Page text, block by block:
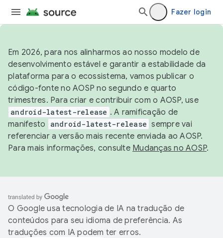
Fazer login
Em 2026, para nos alinharmos ao nosso modelo de
desenvolvimento estável e garantir a estabilidade da
plataforma para o ecossistema, vamos publicar o
código-fonte no AOSP no segundo e quarto
trimestres. Para criar e contribuir com o AOSP, use
android-latest-release . A ramificação de
manifesto
android-latest-release sempre vai
referenciar a versão mais recente enviada ao AOSP.
Para mais informações, consulte Mudanças no AOSP.
O Google usa tecnologia de IA na tradução de
conteúdos para seu idioma de preferência. As
traduções com IA podem ter erros.